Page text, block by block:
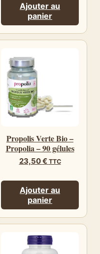
Ajouter au
panier
Propolis Verte Bio –
Propolia – 90 gélules
23,50€ TTC
Ajouter au
panier